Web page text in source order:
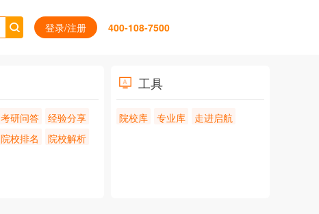
登录/注册 400-108-7500
考研问答
经验分享
院校排名 院校解析
工具
院校库 专业库 走进启航